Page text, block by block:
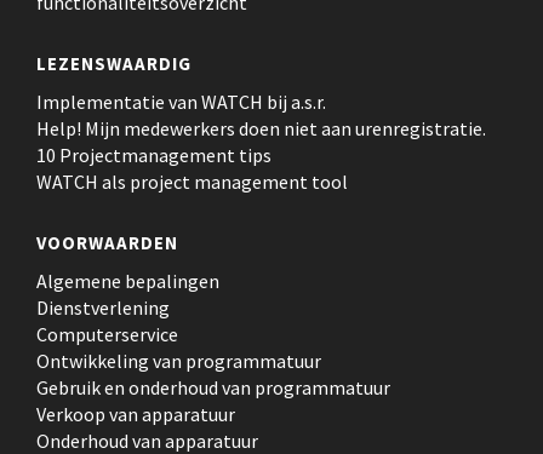
LEZENSWAARDIG
Implementatie van WATCH bij a.s.r.
Help! Mijn medewerkers doen niet aan urenregistratie.
10 Projectmanagement tips
WATCH als project management tool
VOORWAARDEN
Algemene bepalingen
Dienstverlening
Computerservice
Ontwikkeling van programmatuur
Gebruik en onderhoud van programmatuur
Verkoop van apparatuur
Onderhoud van apparatuur